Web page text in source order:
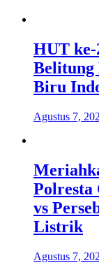
HUT
Belitung
Biru
Agustus 7,
Polresta
vs
Listrik
Agustus 7,